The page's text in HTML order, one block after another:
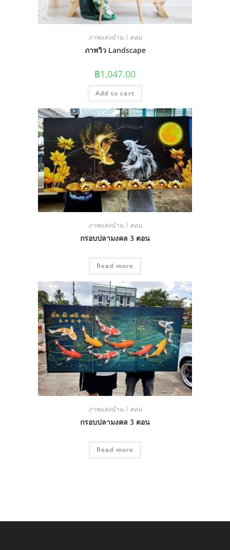
ภาพแต่งบ้าน 3 ตอน
ภาพวิว Landscape
฿1,047.00
Add to cart
ภาพแต่งบ้าน 3 ตอน
กรอบปลามงคล 3 ตอน
Read more
ภาพแต่งบ้าน 3 ตอน
กรอบปลามงคล 3 ตอน
Read more